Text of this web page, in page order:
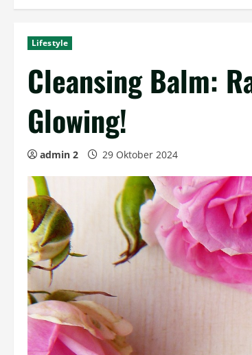
Lifestyle
Cleansing Balm:
Glowing!
admin 2 29 Oktober 2024